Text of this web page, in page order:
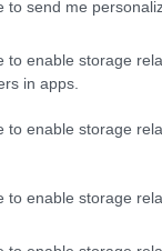
to send me
to enable storage
in apps.
to enable storage
to enable storage
κοντά